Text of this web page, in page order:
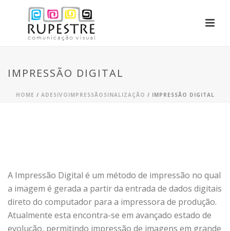
IMPRESSÃO DIGITAL
HOME / ADESIVO IMPRESSÃO SINALIZAÇÃO / IMPRESSÃO DIGITAL
A Impressão Digital é um método de impressão no qual
a imagem é gerada a partir da entrada de dados digitais
direto do computador para a impressora de produção.
Atualmente esta encontra-se em avançado estado de
evolução, permitindo impressão de imagens em grande